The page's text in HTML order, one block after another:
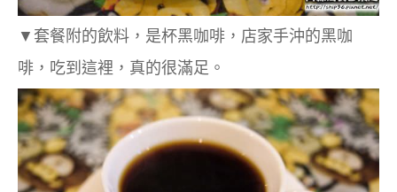
▼套餐附的飲料，是杯黑咖啡，店家手沖的黑咖
啡，吃到這裡，真的很滿足。